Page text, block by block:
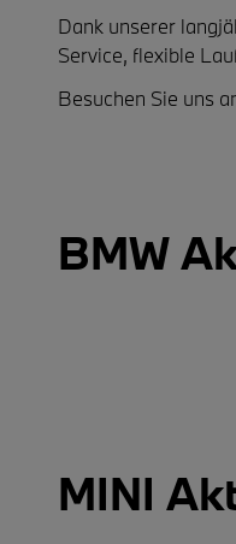
Dank unserer
Service, flexible
Besuchen Sie uns
BMW
MINI